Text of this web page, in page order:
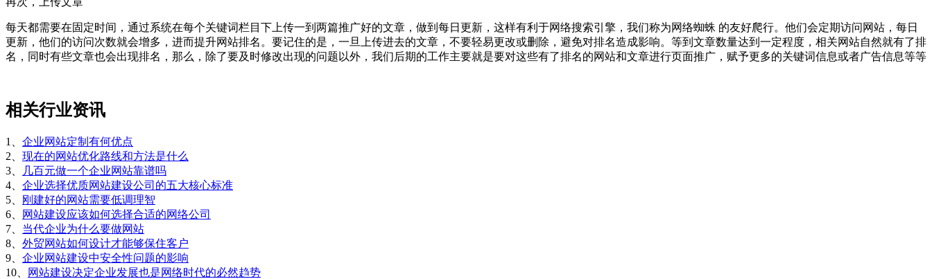
每天都需要在固定时间，通过系统在每个关键词栏目下上传一到两篇推广好的文章，做到每日更新，这样有利于网络搜索引擎，我们称为网络蜘蛛 的友好爬行。他们会定期访问网站，每日
更新，他们的访问次数就会增多，进而提升网站排名。要记住的是，一旦上传进去的文章，不要轻易更改或删除，避免对排名造成影响。等到文章数量达到一定程度，相关网站自然就有了排
名，同时有些文章也会出现排名，那么，除了要及时修改出现的问题以外，我们后期的工作主要就是要对这些有了排名的网站和文章进行页面推广，赋予更多的关键词信息或者广告信息等等
相关行业资讯
1、 企业网站定制有何优点
2、 现在的网站优化路线和方法是什么
3、
几百元做一个企业网站靠谱吗
4、 企业选择优质网站建设公司的五大核心标准
5、
刚建好的网站需要低调理智
6、
网站建设应该如何选择合适的网络公司
7、 当代企业为什么要做网站
8、 外贸网站如何设计才能够保住客户
9、 企业网站建设中安全性问题的影响
10、
网站建设决定企业发展也是网络时代的必然趋势